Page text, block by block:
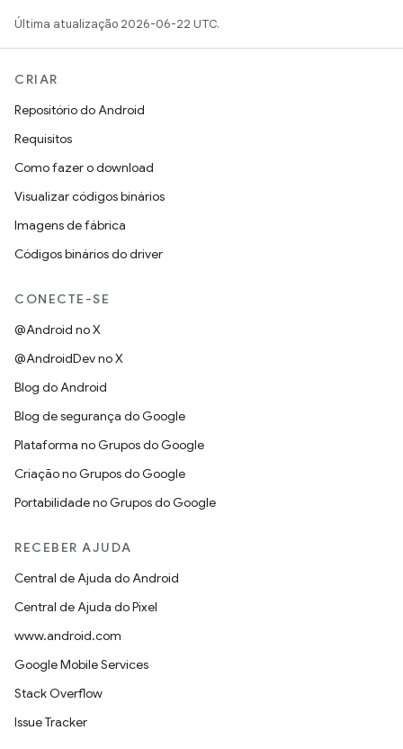
Última atualização 2026-06-22 UTC.
CRIAR
Repositório do Android
Requisitos
Como fazer o download
Visualizar códigos binários
Imagens de fábrica
Códigos binários do driver
CONECTE-SE
@Android no X
@AndroidDev no X
Blog do Android
Blog de segurança do Google
Plataforma no Grupos do Google
Criação no Grupos do Google
Portabilidade no Grupos do Google
RECEBER AJUDA
Central de Ajuda do Android
Central de Ajuda do Pixel
www.android.com
Google Mobile Services
Stack Overflow
Issue Tracker